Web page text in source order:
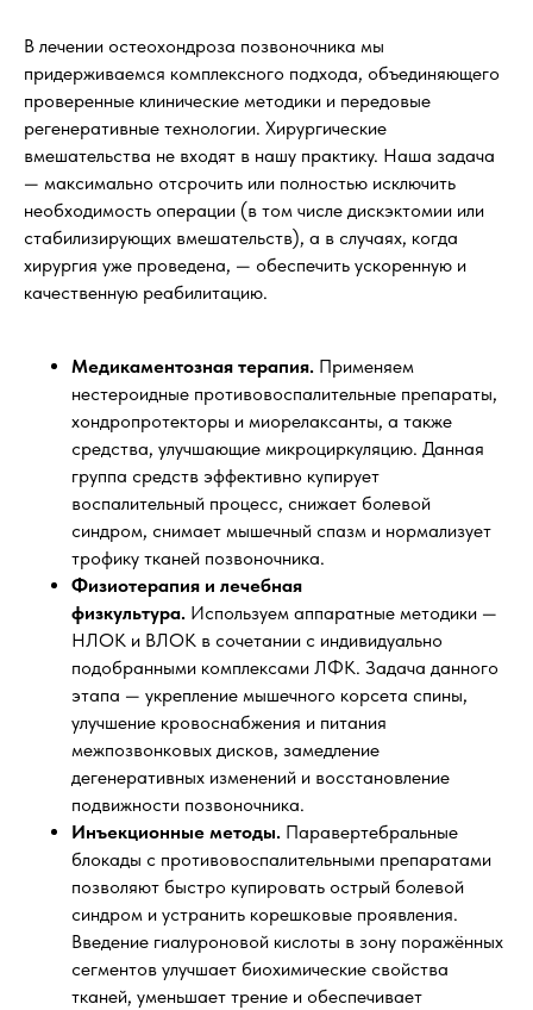
В лечении остеохондроза позвоночника мы
придерживаемся комплексного подхода, объединяющего
проверенные клинические методики и передовые
регенеративные технологии. Хирургические
вмешательства не входят в нашу практику. Наша задача
— максимально отсрочить или полностью исключить
необходимость операции (в том числе дискэктомии или
стабилизирующих вмешательств), а в случаях, когда
хирургия уже проведена, — обеспечить ускоренную и
качественную реабилитацию.
Медикаментозная терапия. Применяем
нестероидные противовоспалительные препараты,
хондропротекторы и миорелаксанты, а также
средства, улучшающие микроциркуляцию. Данная
группа средств эффективно купирует
воспалительный процесс, снижает болевой
синдром, снимает мышечный спазм и нормализует
трофику тканей позвоночника.
Физиотерапия и лечебная
физкультура. Используем аппаратные методики —
НЛОК и ВЛОК в сочетании с индивидуально
подобранными комплексами ЛФК. Задача данного
этапа — укрепление мышечного корсета спины,
улучшение кровоснабжения и питания
межпозвонковых дисков, замедление
дегенеративных изменений и восстановление
подвижности позвоночника.
Инъекционные методы. Паравертебральные
блокады с противовоспалительными препаратами
позволяют быстро купировать острый болевой
синдром и устранить корешковые проявления.
Введение гиалуроновой кислоты в зону поражённых
сегментов улучшает биохимические свойства
тканей, уменьшает трение и обеспечивает